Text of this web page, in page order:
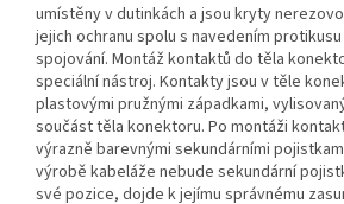
umístěny v dutinkách a jsou kryty
jejich ochranu spolu s navedením
spojování. Montáž kontaktů do těla
speciální nástroj. Kontakty jsou v těle
plastovými pružnými západkami,
součást těla konektoru. Po montáži
výrazně barevnými sekundárními
výrobě kabeláže nebude sekundární
své pozice, dojde k jejímu správnému